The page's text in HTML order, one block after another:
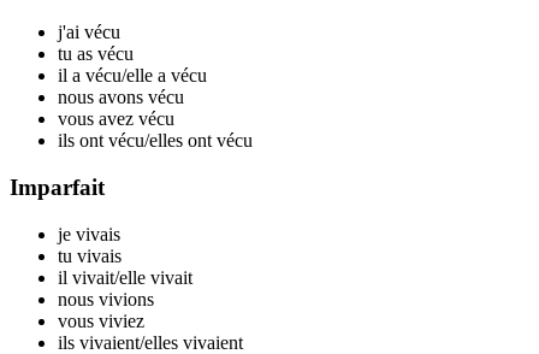
j'ai vécu
tu as vécu
il a vécu/elle a vécu
nous avons vécu
vous avez vécu
ils ont vécu/elles ont vécu
Imparfait
je vivais
tu vivais
il vivait/elle vivait
nous vivions
vous viviez
ils vivaient/elles vivaient